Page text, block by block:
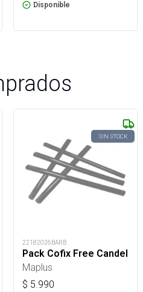
Disponible
SIN STOCK
22182026BARB
Pack Cofix Free Candel
Maplus
$ 5.990